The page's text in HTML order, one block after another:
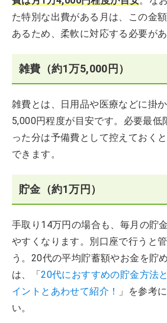
た特別な出費がある月は、この金
あるため、柔軟に対応する必要があ
雑費（約1万5,000円）
雑費とは、日用品や医療などに掛
5,000円程度が目安です。必要最低
った分は予備費として控えておく
できます。
貯金（約1万円）
手取り14万円の場合も、毎月の貯
やすくなります。別口座で行うと
う。20代の平均貯蓄額やお金を貯
は、「20代におすすめの貯金方法
イントとあわせて紹介！
」を参考
い。